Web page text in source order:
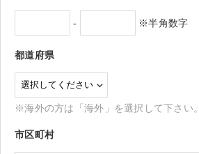
- ※半角数字
都道府県
※海外の方は「海外」を選択して下さい。
市区町村